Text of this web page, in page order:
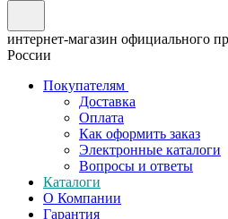
интернет-магазин официального
России
Покупателям
Доставка
Оплата
Как оформить заказ
Электронные каталоги
Вопросы и ответы
Каталоги
О Компании
Гарантия